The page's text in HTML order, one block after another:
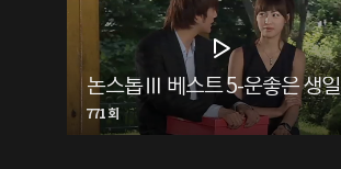
논스톱Ⅲ 베스트 5-운좋은 생일
771 회